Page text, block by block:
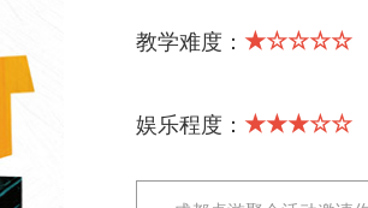
教学难度： ★☆☆☆☆
娱乐程度： ★★★☆☆